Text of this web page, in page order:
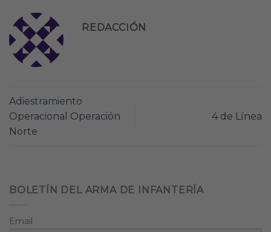
REDACCIÓN
Adiestramiento
Operacional Operación
Norte
4 de Línea
BOLETÍN DEL ARMA DE INFANTERÍA
Email